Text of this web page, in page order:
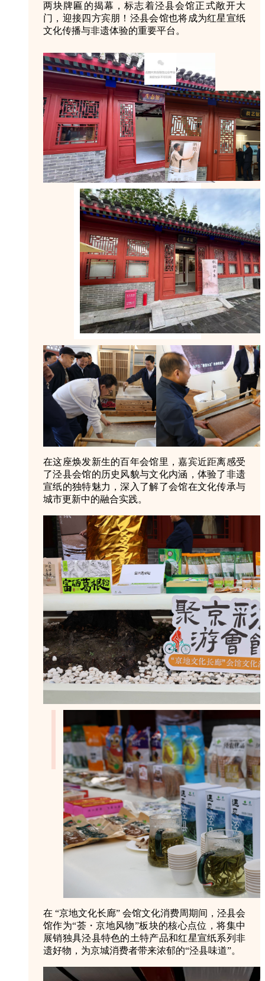
两块牌匾的揭幕，标志着泾县会馆正式敞开大
门，迎接四方宾朋！泾县会馆也将成为红星宣纸
文化传播与非遗体验的重要平台。
在这座焕发新生的百年会馆里，嘉宾近距离感受
了泾县会馆的历史风貌与文化内涵，体验了非遗
宣纸的独特魅力，深入了解了会馆在文化传承与
城市更新中的融合实践。
在 “京地文化长廊” 会馆文化消费周期间，泾县会
馆作为“荟・京地风物”板块的核心点位，将集中
展销独具泾县特色的土特产品和红星宣纸系列非
遗好物，为京城消费者带来浓郁的“泾县味道”。